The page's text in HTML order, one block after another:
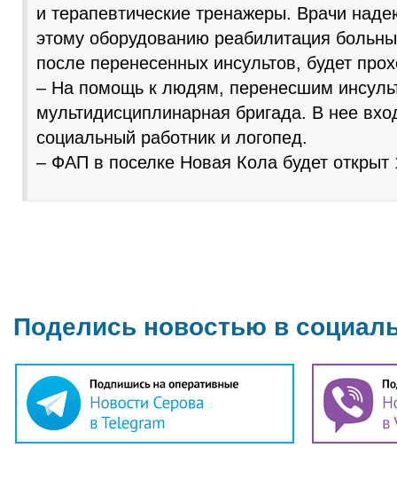
и терапевтические тренажеры. Врачи
этому оборудованию реабилитация
после перенесенных инсультов, будет
– На помощь к людям, перенесшим
мультидисциплинарная бригада. В нее
социальный работник и логопед.
– ФАП в поселке Новая Кола будет открыт
Поделись новостью в